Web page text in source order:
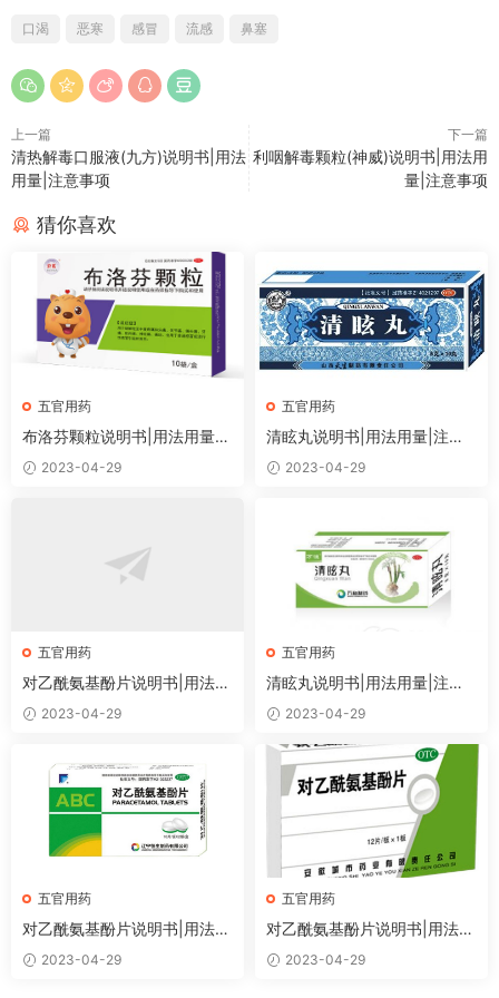
口渴 恶寒 感冒 流感 鼻塞
上一篇
清热解毒口服液(九方)说明书|用法
用量|注意事项
下一篇
利咽解毒颗粒(神威)说明书|用法用
量|注意事项
猜你喜欢
五官用药
布洛芬颗粒说明书|用法用量|
注意事项
2023-04-29
五官用药
清眩丸说明书|用法用量|注意
事项2023-04-29
五官用药
对乙酰氨基酚片说明书|用法用
量|注意事项
2023-04-29
五官用药
清眩丸说明书|用法用量|注意
事项2023-04-29
五官用药
对乙酰氨基酚片说明书|用法用
量|注意事项
2023-04-29
五官用药
对乙酰氨基酚片说明书|用法用
量|注意事项
2023-04-29